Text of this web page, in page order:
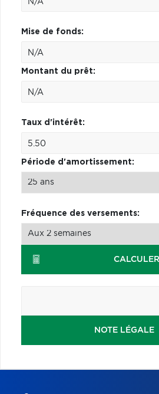
Mise de fonds:
Montant du prêt:
Taux d'intérêt:
Période d'amortissement:
Fréquence des versements:
CALCULER
NOTE LÉGALE